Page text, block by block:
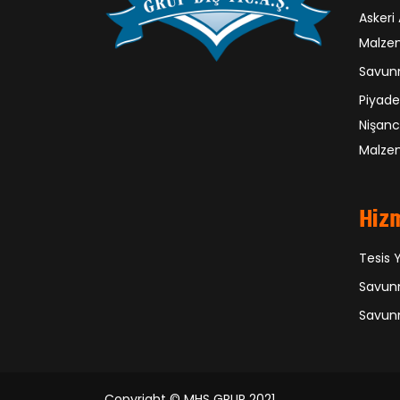
Askeri
Tesis